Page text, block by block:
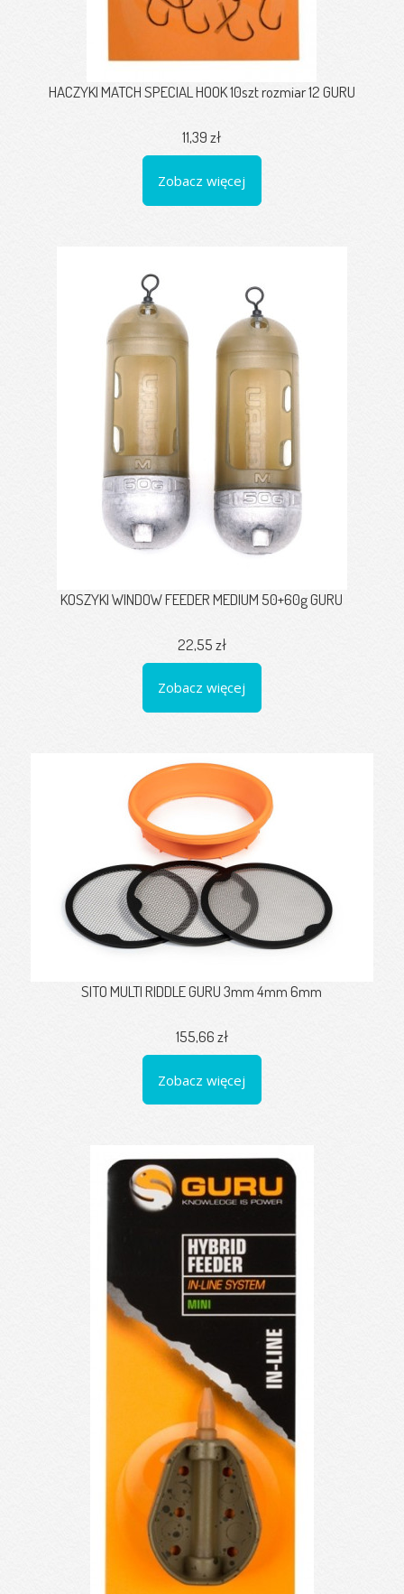
HACZYKI MATCH SPECIAL HOOK 10szt rozmiar 12 GURU
11,39 zł
Zobacz więcej
KOSZYKI WINDOW FEEDER MEDIUM 50+60g GURU
22,55 zł
Zobacz więcej
SITO MULTI RIDDLE GURU 3mm 4mm 6mm
155,66 zł
Zobacz więcej